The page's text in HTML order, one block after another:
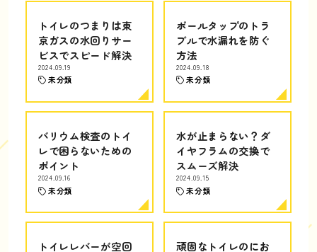
トイレのつまりは東
京ガスの水回りサー
ビスでスピード解決
2024.09.19
未分類
ボールタップのトラ
ブルで水漏れを防ぐ
方法
2024.09.18
未分類
バリウム検査のトイ
レで困らないための
ポイント
2024.09.16
未分類
水が止まらない？ダ
イヤフラムの交換で
スムーズ解決
2024.09.15
未分類
トイレレバーが空回
頑固なトイレのにお